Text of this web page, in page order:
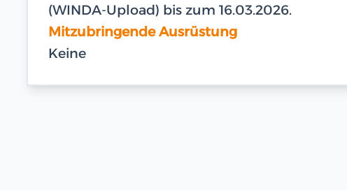
(WINDA-Upload) bis zum 16.03.2026.
Mitzubringende Ausrüstung
Keine